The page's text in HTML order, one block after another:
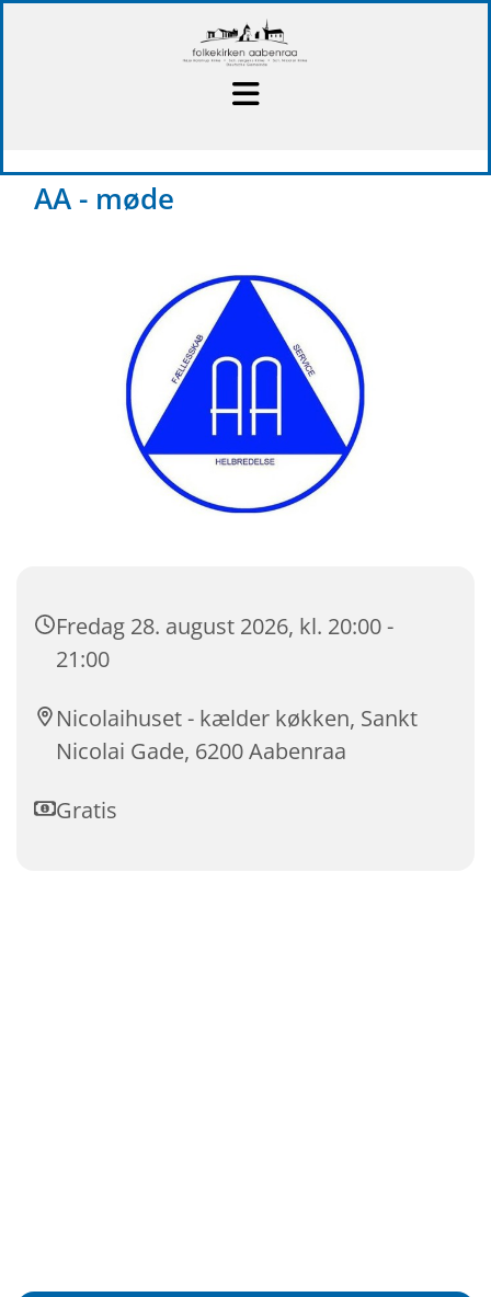
AA - møde
Fredag 28. august 2026, kl. 20:00 -
21:00
Nicolaihuset - kælder køkken, Sankt
Nicolai Gade, 6200 Aabenraa
Gratis